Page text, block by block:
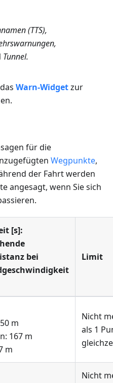
(TTS),
Tunnel.
Warn-Widgetzur
für die
Wegpunkte,
der Fahrt werden
angesagt, wenn Sie sich
[s]:
bei
Limit
m
167 m
m
Nicht
als 1
Nicht